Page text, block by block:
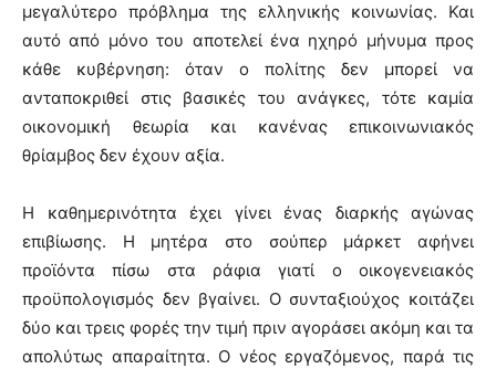
μεγαλύτερο πρόβλημα της ελληνικής κοινωνίας. Και
αυτό από μόνο του αποτελεί ένα ηχηρό μήνυμα προς
κάθε κυβέρνηση: όταν ο πολίτης δεν μπορεί να
ανταποκριθεί στις βασικές του ανάγκες, τότε καμία
οικονομική θεωρία και κανένας επικοινωνιακός
θρίαμβος δεν έχουν αξία.
Η καθημερινότητα έχει γίνει ένας διαρκής αγώνας
επιβίωσης. Η μητέρα στο σούπερ μάρκετ αφήνει
προϊόντα πίσω στα ράφια γιατί ο οικογενειακός
προϋπολογισμός δεν βγαίνει. Ο συνταξιούχος κοιτάζει
δύο και τρεις φορές την τιμή πριν αγοράσει ακόμη και τα
απολύτως απαραίτητα. Ο νέος εργαζόμενος, παρά τις